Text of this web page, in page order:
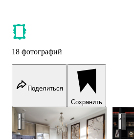
18 фотографий
Поделиться
Сохранить
Residence in Moscow